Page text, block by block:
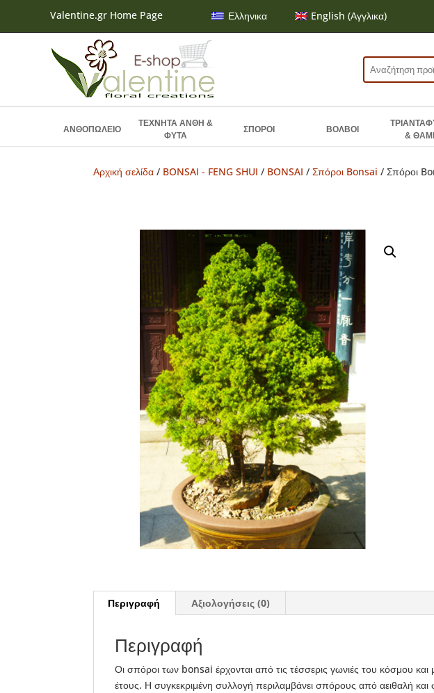
Valentine.gr Home Page Ελληνικα English (Αγγλικα)
Αναζήτηση
για:
ΑΝΘΟΠΩΛΕΙΟ
ΤΕΧΝΗΤΑ ΑΝΘΗ &
ΦΥΤΑ
ΣΠΟΡΟΙ ΒΟΛΒΟΙ
&
Αρχική σελίδα / BONSAI - FENG SHUI / BONSAI /Σπόροι Bonsai / Σπόροι
Περιγραφή Αξιολογήσεις (0)
Περιγραφή
Οι σπόροι των bonsai έρχονται από τις τέσσερις γωνιές του κόσμου
έτους. Η συγκεκριμένη συλλογή περιλαμβάνει σπόρους από αειθαλή